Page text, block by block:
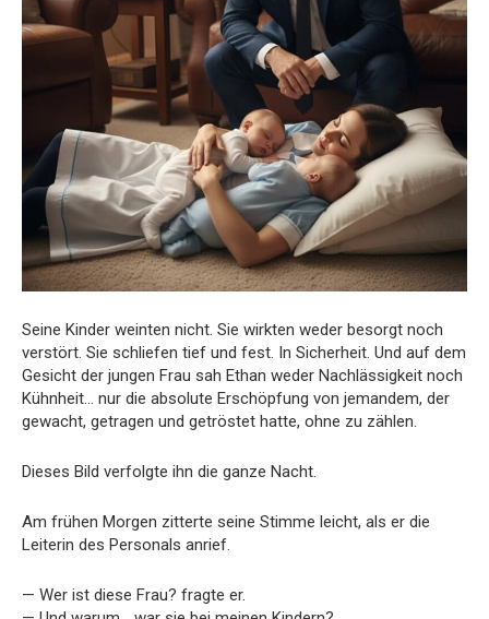
Seine Kinder weinten nicht. Sie wirkten weder besorgt noch
verstört. Sie schliefen tief und fest. In Sicherheit. Und auf dem
Gesicht der jungen Frau sah Ethan weder Nachlässigkeit noch
Kühnheit… nur die absolute Erschöpfung von jemandem, der
gewacht, getragen und getröstet hatte, ohne zu zählen.
Dieses Bild verfolgte ihn die ganze Nacht.
Am frühen Morgen zitterte seine Stimme leicht, als er die
Leiterin des Personals anrief.
— Wer ist diese Frau? fragte er.